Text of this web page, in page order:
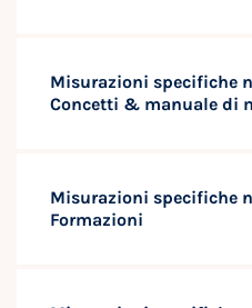
Misurazioni specifiche
Concetti & manuale di
Misurazioni specifiche
Formazioni